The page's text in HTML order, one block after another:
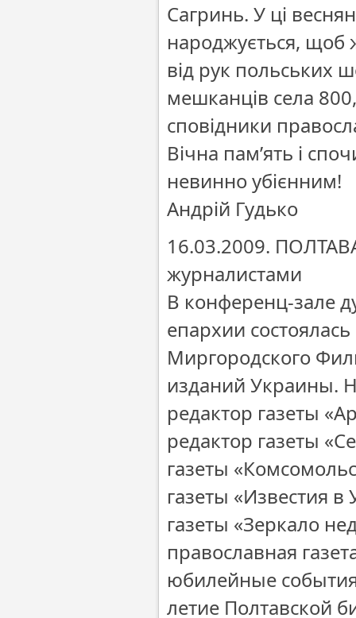
Сагринь. У ці
народжується, щоб
від рук польських
мешканців села
сповідники
Вічна пам’ять і
невинно убієнним!
Андрій Гудько
16.03.2009.
журналистами
В конференц-зале
епархии
Миргородского
изданий Украины.
редактор газеты
редактор газеты
газеты
газеты «Известия
газеты «Зеркало
православная
юбилейные
летие Полтавской